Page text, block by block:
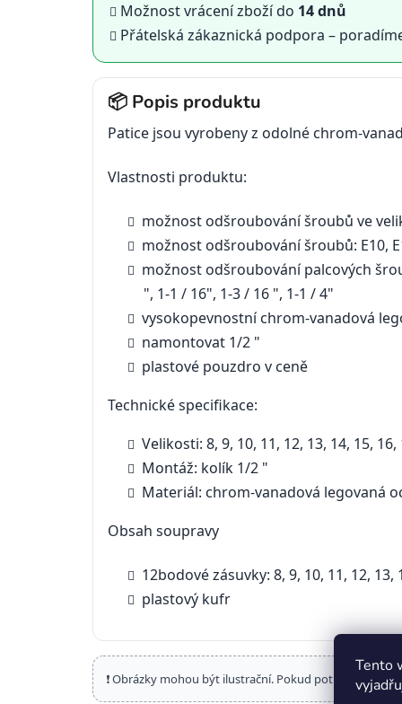
Tento
Možnost vrácení zboží do 14 dnů
Přátelská zákaznická podpora –
📦 Popis produktu
Patice jsou vyrobeny z odolné chrom-
Vlastnosti produktu:
možnost odšroubování šroubů ve
možnost odšroubování šroubů: E10,
možnost odšroubování palcových
", 1-1 / 16", 1-3 / 16 ", 1-1 / 4"
vysokopevnostní chrom-vanadová
namontovat 1/2 "
plastové pouzdro v ceně
Technické specifikace:
Velikosti: 8, 9, 10, 11, 12, 13, 14, 15,
Montáž: kolík 1/2 "
Materiál: chrom-vanadová legovaná
Obsah soupravy
12bodové zásuvky: 8, 9, 10, 11, 12, 13,
plastový kufr
❗ Obrázky mohou být ilustrační. Pokud potřebujete